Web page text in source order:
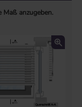
Maß anzugeben.